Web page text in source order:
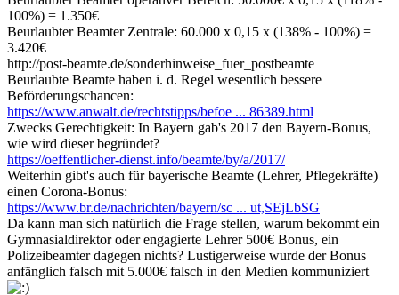
100%) = 1.350€
Beurlaubter Beamter Zentrale: 60.000 x 0,15 x (138% - 100%) =
3.420€
http://post-beamte.de/sonderhinweise_fuer_postbeamte
Beurlaubte Beamte haben i. d. Regel wesentlich bessere
Beförderungschancen:
https://www.anwalt.de/rechtstipps/befoe ... 86389.html
Zwecks Gerechtigkeit: In Bayern gab's 2017 den Bayern-Bonus,
wie wird dieser begründet?
https://oeffentlicher-dienst.info/beamte/by/a/2017/
Weiterhin gibt's auch für bayerische Beamte (Lehrer, Pflegekräfte)
einen Corona-Bonus:
https://www.br.de/nachrichten/bayern/sc ... ut,SEjLbSG
Da kann man sich natürlich die Frage stellen, warum bekommt ein
Gymnasialdirektor oder engagierte Lehrer 500€ Bonus, ein
Polizeibeamter dagegen nichts? Lustigerweise wurde der Bonus
anfänglich falsch mit 5.000€ falsch in den Medien kommuniziert